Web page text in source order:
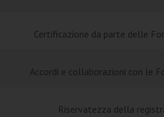
Certificazione da parte delle
Accordi e collaborazioni con le
Riservatezza della